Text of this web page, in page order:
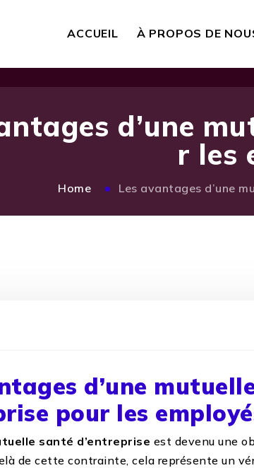
ACCUEIL À PROPOS DE
d’une
r les
Home Les avantages d’une
d’une
pour les
santé d’entreprise est devenu une
de cette contrainte, cela représente un